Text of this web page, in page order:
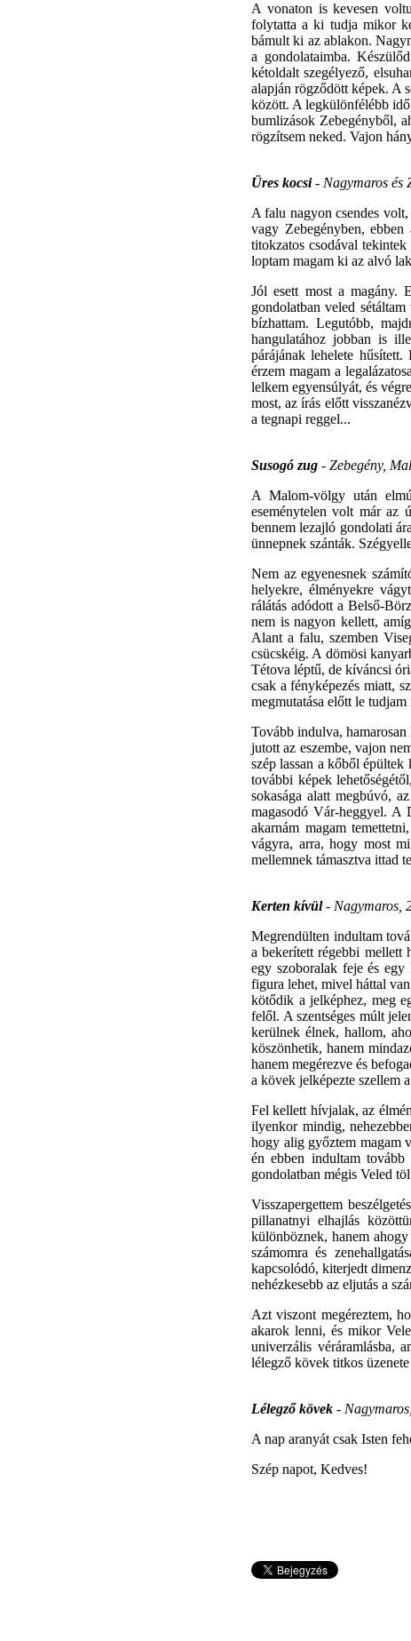
A vonaton is kevesen
folytatta a ki tudja mikor
bámult ki az ablakon.
a gondolataimba.
kétoldalt szegélyező,
alapján rögződött képek. A
között. A legkülönfélébb
bumlizások Zebegényből,
rögzítsem neked. Vajon
Üres kocsi- Nagymaros és
A falu nagyon csendes
vagy Zebegényben,
titokzatos csodával
loptam magam ki az alvó
Jól esett most a magány.
gondolatban veled
bízhattam. Legutóbb,
hangulatához jobban is
párájának lehelete
érzem magam a
lelkem egyensúlyát, és
most, az írás előtt
a tegnapi reggel...
Susogó zug - Zebegény,
A Malom-völgy után
eseménytelen volt már az
bennem lezajló gondolati
ünnepnek szánták.
Nem az egyenesnek
helyekre, élményekre
rálátás adódott a Belső-
nem is nagyon kellett,
Alant a falu, szemben
csücskéig. A dömösi
Tétova léptű, de kíváncsi
csak a fényképezés miatt,
megmutatása előtt le
Tovább indulva,
jutott az eszembe, vajon
szép lassan a kőből
további képek
sokasága alatt megbúvó,
magasodó Vár-heggyel. A
akarnám magam
vágyra, arra, hogy most
mellemnek támasztva ittad
Kerten kívül- Nagymaros,
Megrendülten indultam
a bekerített régebbi mellett
egy szoboralak feje és
figura lehet, mivel háttal
kötődik a jelképhez, meg
felől. A szentséges múlt
kerülnek élnek, hallom,
köszönhetik, hanem
hanem megérezve és
a kövek jelképezte szellem
Fel kellett hívjalak, az
ilyenkor mindig,
hogy alig győztem magam
én ebben indultam tovább
gondolatban mégis Veled
Visszapergettem
pillanatnyi elhajlás
különböznek, hanem
számomra és
kapcsolódó, kiterjedt
nehézkesebb az eljutás a
Azt viszont megéreztem,
akarok lenni, és mikor
univerzális véráramlásba,
lélegző kövek titkos
Lélegző kövek -
A nap aranyát csak Isten
Szép napot, Kedves!